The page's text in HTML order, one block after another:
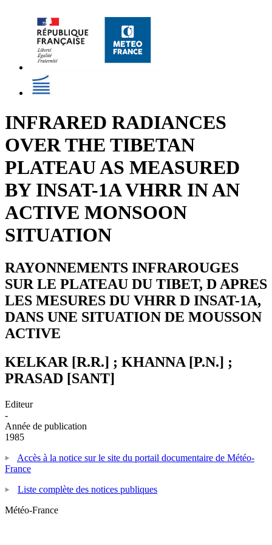
INFRARED RADIANCES
OVER THE TIBETAN
PLATEAU AS MEASURED
BY INSAT-1A VHRR IN AN
ACTIVE MONSOON
SITUATION
RAYONNEMENTS INFRAROUGES
SUR LE PLATEAU DU TIBET, D APRES
LES MESURES DU VHRR D INSAT-1A,
DANS UNE SITUATION DE MOUSSON
ACTIVE
KELKAR [R.R.] ; KHANNA [P.N.] ;
PRASAD [SANT]
Editeur
-
Année de publication
1985
Accès à la notice sur le site du portail documentaire de Météo-
France
Liste complète des notices publiques
Météo-France